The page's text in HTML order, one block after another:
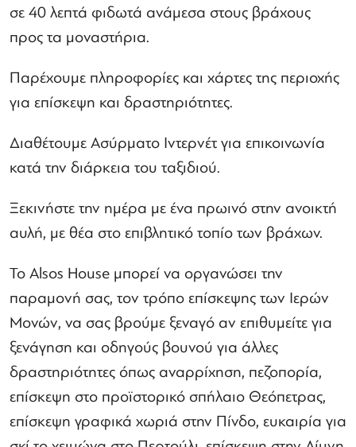
σε 40 λεπτά φιδωτά ανάμεσα στους βράχους
προς τα μοναστήρια.
Παρέχουμε πληροφορίες και χάρτες της περιοχής
για επίσκεψη και δραστηριότητες.
Διαθέτουμε Ασύρματο Ιντερνέτ για επικοινωνία
κατά την διάρκεια του ταξιδιού.
Ξεκινήστε την ημέρα με ένα πρωινό στην ανοικτή
αυλή, με θέα στο επιβλητικό τοπίο των βράχων.
Το Alsos House μπορεί να οργανώσει την
παραμονή σας, τον τρόπο επίσκεψης των Ιερών
Μονών, να σας βρούμε ξεναγό αν επιθυμείτε για
ξενάγηση και οδηγούς βουνού για άλλες
δραστηριότητες όπως αναρρίχηση, πεζοπορία,
επίσκεψη στο προϊστορικό σπήλαιο Θεόπετρας,
επίσκεψη γραφικά χωριά στην Πίνδο, ευκαιρία για